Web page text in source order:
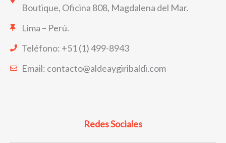
Boutique, Oficina 808, Magdalena del Mar.
Lima – Perú.
Teléfono: +51 (1) 499-8943
Email: contacto@aldeaygiribaldi.com
Redes Sociales